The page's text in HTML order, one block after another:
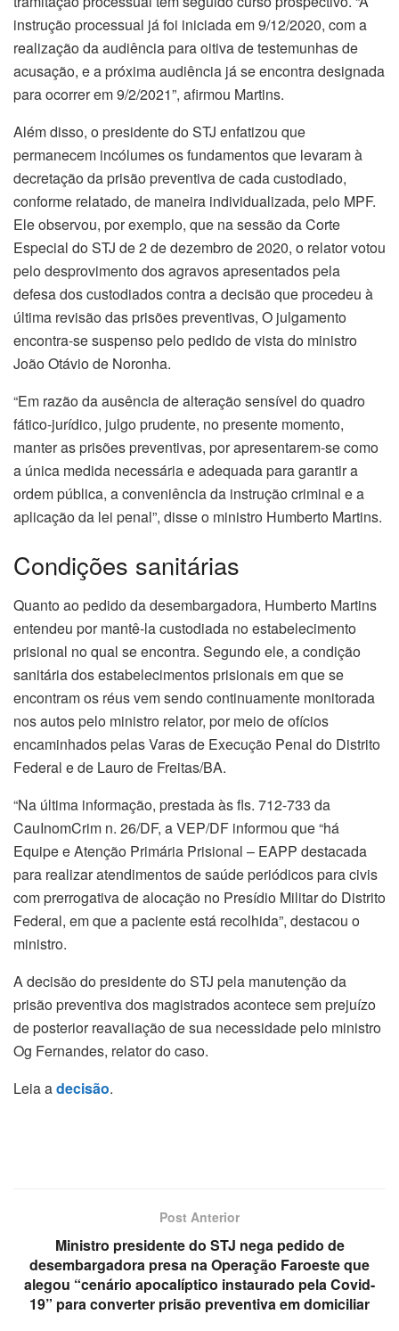
instrução processual já foi iniciada em 9/12/2020, com a
realização da audiência para oitiva de testemunhas de
acusação, e a próxima audiência já se encontra designada
para ocorrer em 9/2/2021”, afirmou Martins.
Além disso, o presidente do STJ enfatizou que
permanecem incólumes os fundamentos que levaram à
decretação da prisão preventiva de cada custodiado,
conforme relatado, de maneira individualizada, pelo MPF.
Ele observou, por exemplo, que na sessão da Corte
Especial do STJ de 2 de dezembro de 2020, o relator votou
pelo desprovimento dos agravos apresentados pela
defesa dos custodiados contra a decisão que procedeu à
última revisão das prisões preventivas, O julgamento
encontra-se suspenso pelo pedido de vista do ministro
João Otávio de Noronha.
“Em razão da ausência de alteração sensível do quadro
fático-jurídico, julgo prudente, no presente momento,
manter as prisões preventivas, por apresentarem-se como
a única medida necessária e adequada para garantir a
ordem pública, a conveniência da instrução criminal e a
aplicação da lei penal”, disse o ministro Humberto Martins.
Condições sanitárias
Quanto ao pedido da desembargadora, Humberto Martins
entendeu por mantê-la custodiada no estabelecimento
prisional no qual se encontra. Segundo ele, a condição
sanitária dos estabelecimentos prisionais em que se
encontram os réus vem sendo continuamente monitorada
nos autos pelo ministro relator, por meio de ofícios
encaminhados pelas Varas de Execução Penal do Distrito
Federal e de Lauro de Freitas/BA.
“Na última informação, prestada às fls. 712-733 da
CauInomCrim n. 26/DF, a VEP/DF informou que “há
Equipe e Atenção Primária Prisional – EAPP destacada
para realizar atendimentos de saúde periódicos para civis
com prerrogativa de alocação no Presídio Militar do Distrito
Federal, em que a paciente está recolhida”, destacou o
ministro.
A decisão do presidente do STJ pela manutenção da
prisão preventiva dos magistrados acontece sem prejuízo
de posterior reavaliação de sua necessidade pelo ministro
Og Fernandes, relator do caso.
Leia adecisão.​​​
Post Anterior
Ministro presidente do STJ nega pedido de
desembargadora presa na Operação Faroeste que
alegou “cenário apocalíptico instaurado pela Covid-
19” para converter prisão preventiva em domiciliar